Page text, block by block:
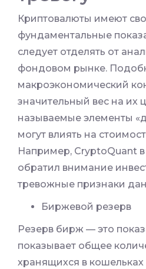
Криптовалюты имеют
фундаментальные
следует отделять от
фондовом рынке.
макроэкономический
значительный вес на их
называемые элементы
могут влиять на
Например, CryptoQuant в
обратил внимание
тревожные признаки
Биржевой резерв
Резерв бирж — это
показывает общее
хранящихся в кошельках